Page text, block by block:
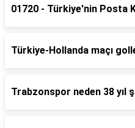
01720 - Türkiye'nin Posta
Türkiye-Hollanda maçı
Trabzonspor neden 38 yıl